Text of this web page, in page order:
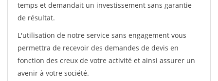
temps et demandait un investissement sans garantie
de résultat.
L'utilisation de notre service sans engagement vous
permettra de recevoir des demandes de devis en
fonction des creux de votre activité et ainsi assurer un
avenir à votre société.